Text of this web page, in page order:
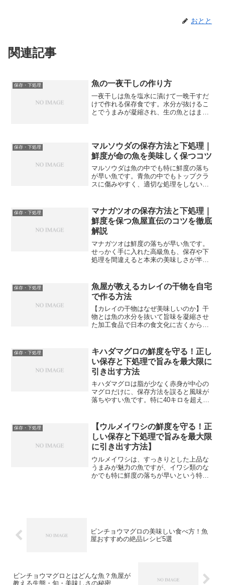
おとと
関連記事
保存・下処理 魚の一夜干しの作り方
一夜干しは魚を塩水に漬けて一晩干すだ
けで作れる保存食です。水分が抜けるこ
とでうまみが凝縮され、生の魚とはまた
ます。【一夜干しとはど...
保存・下処理
マルソウダの保存方法と下処理｜
鮮度が命の魚を美味しく保つコツ
マルソウダは魚の中でも特に鮮度の落ち
が早い魚です。青魚の中でもトップクラ
スに傷みやすく、適切な処理をしないと
いれば、マルソウダの美味しさを最大限
に引き出すことができます...
保存・下処理
マナガツオの保存方法と下処理｜
鮮度を保つ魚屋直伝のコツを徹底
解説
マナガツオは鮮度の落ちが早い魚です。
せっかく手に入れた高級魚も、保存や下
処理を間違えると本来の美味しさが半減
理のコツをくわしく解説します。【マナ
ガツオは鮮度が命の魚】マ...
保存・下処理
魚屋が教えるカレイの干物を自宅
で作る方法
【カレイの干物はなぜ美味しいのか】干
物とは魚の水分を抜いて旨味を凝縮させ
た加工食品で日本の食文化に古くから根
て生まれた干物は現代でもその美味しさ
から多くの人に愛され続け...
保存・下処理
キハダマグロの鮮度を守る！正し
い保存と下処理で旨みを最大限に
引き出す方法
キハダマグロは脂が少なく赤身が中心の
マグロだけに、保存方法を誤ると風味が
落ちやすい魚です。特に40キロを超える
今回は魚屋の現場での経験をもとに、キ
ハダマグロの正しい下処...
保存・下処理
【ウルメイワシの鮮度を守る！正
しい保存と下処理で旨みを最大限
に引き出す方法】
ウルメイワシは、すっきりとした上品な
うまみが魅力の魚ですが、イワシ類のな
かでも特に鮮度の落ちが早いという特徴
ビンチョウマグロの美味しい食べ方！魚
屋おすすめの絶品レシピ5選
ビンチョウマグロとはどんな魚？魚屋が
教える生態・旬・美味しさの秘密